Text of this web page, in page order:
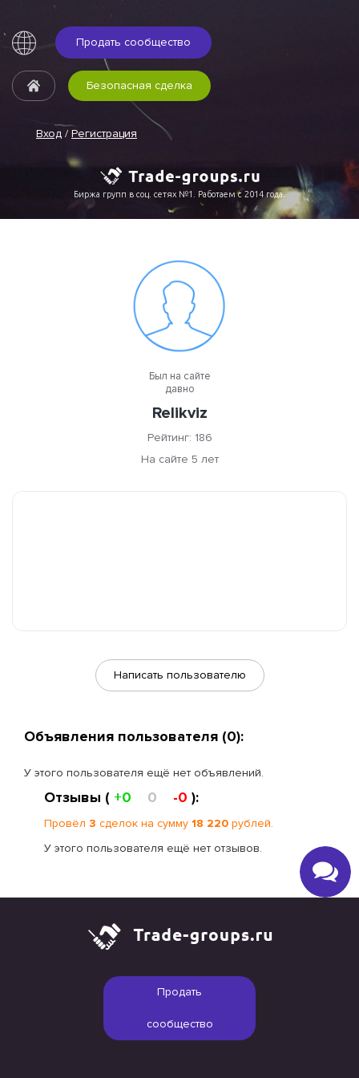
Продать сообщество
Вход / Регистрация
Безопасная сделка
Биржа групп в соц. сетях №1. Работаем с 2014 года.
Был на сайте
давно
Relikviz
Рейтинг: 186
На сайте 5 лет
Написать пользователю
Объявления пользователя (0):
У этого пользователя ещё нет объявлений.
Отзывы ( +0 0 -0 ):
Провёл 3 сделок на сумму 18 220 рублей.
У этого пользователя ещё нет отзывов.
Продать
сообщество